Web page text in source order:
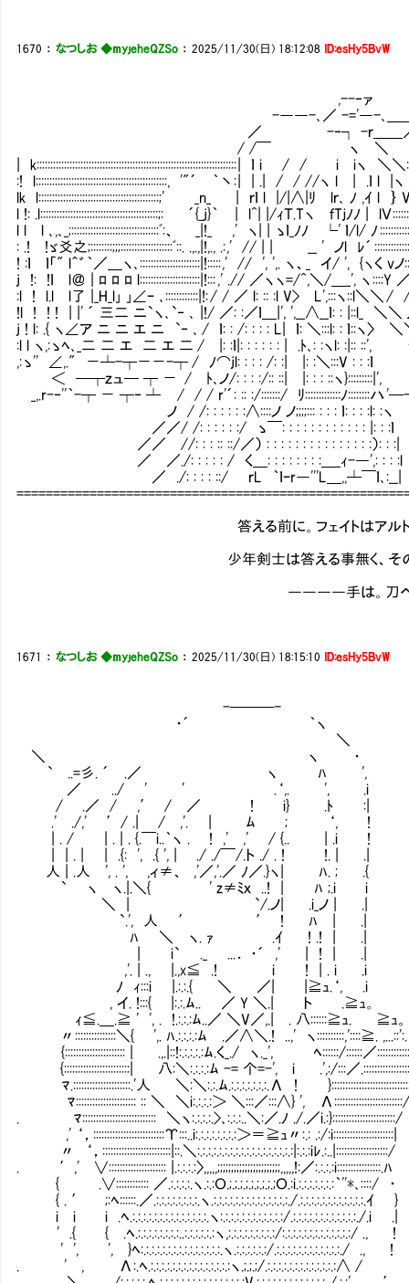
1670 ：なつしお ◆myjeheQZSo ：2025/11/30(日) 18:12:08 ID:esHy5BvW
,--‐ァ
-――-､／ -='―-､＿
／ -‐┐ -ｒ＿＿
/ /￣ ヽ ＼
| k::::::::::::::::::::::::::::::::::::::::::::::::::::::::::::::::::::::::: | ｌ i / / i iヽ ＼＼
:! l::::::::::::::::::::::::::::::::::::::::::::::::, '"´ ｀丶: | | .| / / //ヽ l | .ｌ l |
lk l::::::::::::::::::::::::::::::::::::::::::::;' _n_ | ｒｌ l |/|∧|ﾘ lｒ
l !: .l:::::::::::::::::::::::::::::::::::::::::::;: ´{_j}｀ | l^| |/ｨＴ.Tヽ ｆTｊﾉﾉ | lＶ
l l l ､,､_;::::::::::::::::::::::::::::::::ﾞ:、 _|!_ ,' ヽ| | ゝｌ_ﾉﾉ └' ｌ/l/ ﾉ
: .! !ゞ爻之;::::::::;;;:::::::::::::::::::ﾞ::. .,.,|!,., .: ,' // | | __ ' ノl ﾚ´
! :ｌ ｌ「" l＾゛｀／＿ヽ､::::::::::::::::::::::|!::::: ,' // ', ',. ヽ、_ イ/ ', {ヽく vノ
j !: !ｌ l＠ | ﾛ ﾛ ﾛ l::::::::::::::::::::::|!::: ,' .// ／ヽヽ=/^,＼/＿_', ヽ ::::Y ／
:l ! l.l l了 |_H_l｣ ｣∠ｰ ､::::::::::::|!: / / ／ l: :: :l V> L',:::ヽ::l＼＼ /
!l ! ! ! | |' ´ 三二 ニ`ヽ､`‐ ､ |!/ ／: :／ｌ＿|', ',__∧__ｌ: : |::l_ ＼＼
j ! l: .{ ヽ∠ア ニ ニ エ ニ `‐ ､ / ｌ: : /: : : : L| ｌ: ＼:::l: : ｌ::ヽ〉 ＼
:l l ヽ,:ゝﾍ､_二 二 エ 二 エ 二 / |: :ｌ|: : : : : : | .ﾄ､: :ヽl: :|:: ::', ヽ
,:ゝ'' ∠,." －┴-┬－－-┬ / ﾉ⌒jl: : : : /: :| |: :＼:::V : : :ｌ ）
＜ ─┬ｚュ─ ┬ － / ﾄ､ノ/: : : :/:: ::| |: : : ::ヽ}:::::::::|', /
_,.r-‐''｀-┬ － ┬‐ ┴ / / / r'´: :: :/:::::::/ ﾘ:::::::::::::ﾉ::::::::ハ
ノ / /: : : : : :∧::::ノ ノ;;;;::: : : : ｌ: : : :l: :ヽ
／／/ /: : : : : :/ ゝ￣: : : : : : : : : : : : |: : :ｌ
／／ //: : : :: ::/／） : : : : : : : : : : : : : : :）: : :|
／ ／./: : : : : / く＿: : : : : : : :＿_ｨ-―',: : : :l
／ ./: : : : ::/ ｒL ｀ｌｰr―'''L＿,,┴￣ｌ､:__|
答える前に。フェイトはアルトの名を
少年剣士は答える事無く、そのままの姿
――――手は。刀へ、触れて
1671 ：なつしお ◆myjeheQZSo ：2025/11/30(日) 18:15:10 ID:esHy5BvW
-───-
・´ ｀ヽ
＼
＼ ヽ ・
` ..=彡. ´ .／ ヽ ﾊ ',
／ ../ ' ' .‘,. ', .i
/ .／ / ,′ / ／ ! i} .ﾄ :|
.' ./,' ′/ .| / ,'. | ﾑ ; ‘, !
| . / | . | . {.￣i..｀ヽ . ! ,' ,' / {.. | .i !
| | . | | .{: ', .{ ', | ./ ./￣/.ト ./ . ! !. | .|
人 | .人 ', . ', ,ィ≠、 ,'／,'.／ ﾉ／.}ヽ| ﾊ. ; .{
` ヽ ヽ.|.＼{ ' z≠ﾐｘ ..! | ﾊ ;.i i わか
＼ | `/.ノ| .i_ノ | .|
`.', 人 ′ ′ ! ﾊ | .| それで片付くな
ﾊ ＼ ヽ. ｧ .ｲ ! .! | .|
| i` ._ ...． ・´ ,' | ! | .| お金渡す
,'. | ., |.,x≦ .! i ! | . i .i
ﾉ ｨ:::i |.:.:.{ ＼ ／| |≧ｭ.‘, .i
, イ. !:::{ |:.:.ﾑ.. ／ Y ＼.| ト .≧ｭ。
ｨ≦.＿.≧ ' ', . !.:.:.:ﾑ..／ ＼V／,.| . 八::::::≧ｭ. ≧ｭ。
〃:::::::::::::::＼{ ',. ﾊ.:.:.:.:ﾑ .／∧＼.! ..,' ヽ::::::::::,'::::≧. ,...::':.
{:::::::::::::::::::::: | .,.|::!:.:.:.:.:ﾑ.く_./ ヽ._', ﾍ::::::/::::::／
{::::::::::::::::::::::::| 八:＼:.:.:.:ﾑ -= 个=-', i .',:/:::／
ﾏ.:::::::::::::::::::::.'人 ＼:＼:.:.ﾑ.:.:.:.:.:.:.:.Λ !
ﾏ:::::::::::::::::::::: :: ＼ ＼i:.:.:.:＞ ＼:::／:::∧} ',
. ﾏ::::::::::::::::::::::::::: ＼ヽ:.:.:.:.>､:.:.:..＼:／.ﾉ ./.／i.:}:::::::::::::::::::::::/
,' ‘，::::::::::::::::::::::::::Υ:::..i:.:.:.:.:.:.:.:＞＝≧ｭ〃:.: .:/:i::::::::::::::::::::::|
〃 ‘，:::::::::::::::::::::::::|::.＼:.:.:.:.:.:.:.:.:.:.:.:.:.:.:.:.:.:|:.:.:iﾚ.:..|:::::::::::::::::::/
. ′,' ∨::::::::::::::::::::: |.:.:.:.:〉,,,,,;;;;;;;;;;;;;;;;;;;;;;;,,,,,!:／:.:.:.:i::::::::::::::::.ﾊ
{ .∨:::::::::::: ／.:.:.:.:.ヽ.:.:Ｏ.;.;.;.;.;.;.;.;.;Ｏ.:i.:.:.:.:.:.:.:｀''*､::::/ ・
{ . ′ ;:ﾍ::::::.／.:.:.:.:.:.:.:.:.ヽ.:.:.:.:.:.:.:.:.:.:.:.:.:.:./.:.:.:.:.:.:.:.:.:.:.:.:.ｲ }
i i i .ﾍ.:.:.:.:.:.:.:.:.:.:.:.:.:.:.ヽ:.:.:.:.:.:.:.:.:.:.:.:/.:.:.:.:.:.:.:.:.:.:.:.:./.i .|
' .{ { .ﾍ.:.:.:.:.:.:.:.:..:.:.:.:.:.:ヽ,:.:.:.:.:.:.:.:.:/:.:.:.:.:.:.:.:.:.:.:.:.:/ ., !
' ', ', }ﾍ:.:.:.:.:.:.:.:.:.:.:.:.:.:.:.ヽ.:.:.:.:.:.:/.:.:.:.:.:.:.:.:.:.:.:.:./ ., !
. ' , Λ:.ﾍ.:.:.:.:.:.:.:.:.:.:.:.:.:.:.:ヽ.;.;.;/.:.:.:.:.:.:.:.:.:.:.:.:.:∧ /